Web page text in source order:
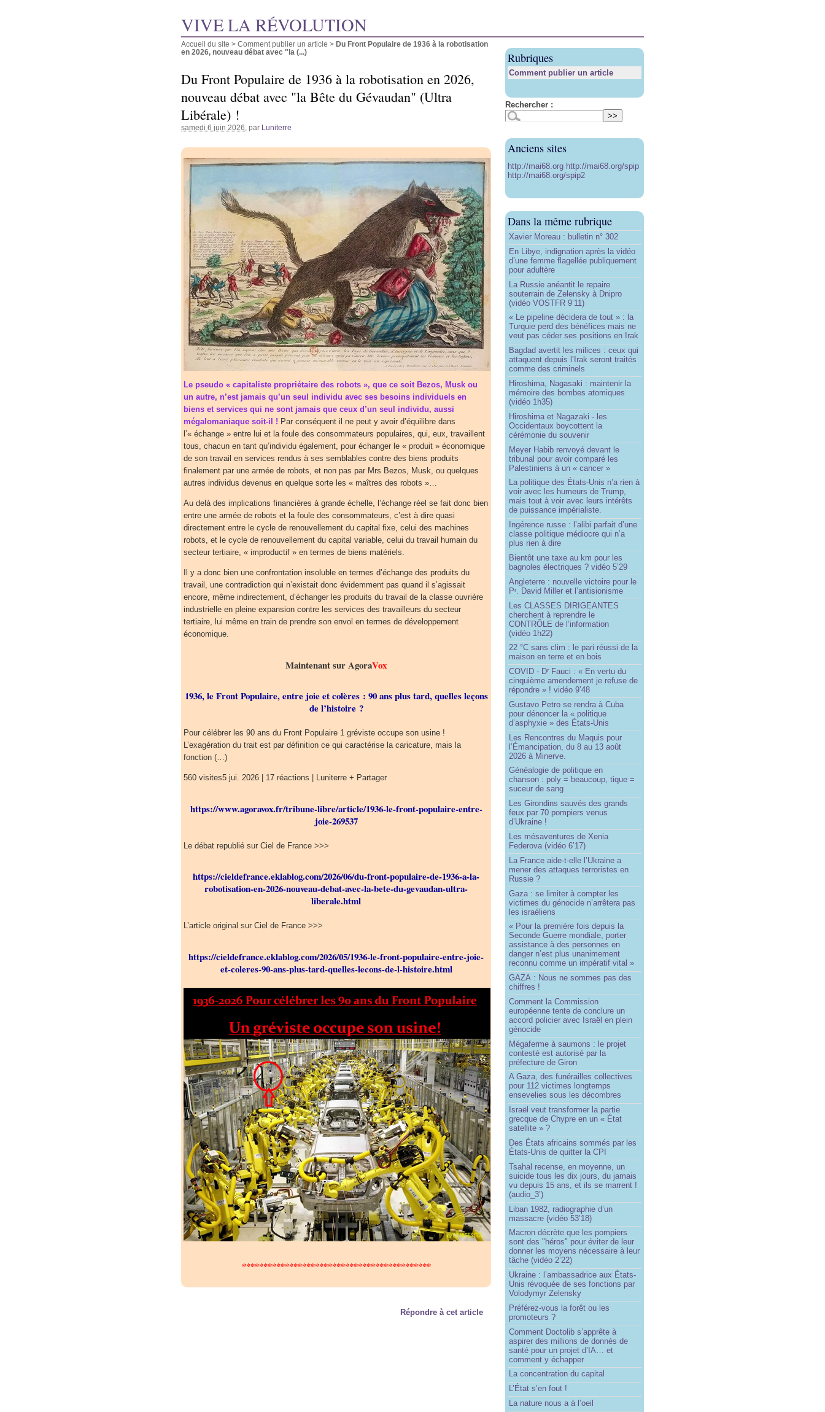
VIVE LA RÉVOLUTION
Accueil du site > Comment publier un article > Du Front Populaire de 1936 à la robotisation
en 2026, nouveau débat avec "la (...)
Du Front Populaire de 1936 à la robotisation en 2026,
nouveau débat avec "la Bête du Gévaudan" (Ultra
Libérale) !
samedi 6 juin 2026 , par Luniterre
Le pseudo « capitaliste propriétaire des robots », que ce soit Bezos, Musk ou
un autre, n’est jamais qu’un seul individu avec ses besoins individuels en
biens et services qui ne sont jamais que ceux d’un seul individu, aussi
mégalomaniaque soit-il ! Par conséquent il ne peut y avoir d’équilibre dans
l’« échange » entre lui et la foule des consommateurs populaires, qui, eux, travaillent
tous, chacun en tant qu’individu également, pour échanger le « produit » économique
de son travail en services rendus à ses semblables contre des biens produits
finalement par une armée de robots, et non pas par Mrs Bezos, Musk, ou quelques
autres individus devenus en quelque sorte les « maîtres des robots »…
Au delà des implications financières à grande échelle, l’échange réel se fait donc bien
entre une armée de robots et la foule des consommateurs, c’est à dire quasi
directement entre le cycle de renouvellement du capital fixe, celui des machines
robots, et le cycle de renouvellement du capital variable, celui du travail humain du
secteur tertiaire, « improductif » en termes de biens matériels.
Il y a donc bien une confrontation insoluble en termes d’échange des produits du
travail, une contradiction qui n’existait donc évidemment pas quand il s’agissait
encore, même indirectement, d’échanger les produits du travail de la classe ouvrière
industrielle en pleine expansion contre les services des travailleurs du secteur
tertiaire, lui même en train de prendre son envol en termes de développement
économique.
Maintenant sur AgoraVox
1936, le Front Populaire, entre joie et colères : 90 ans plus tard, quelles leçons
de l’histoire ?
Pour célébrer les 90 ans du Front Populaire 1 gréviste occupe son usine !
L’exagération du trait est par définition ce qui caractérise la caricature, mais la
fonction (…)
560 visites5 jui. 2026 | 17 réactions | Luniterre + Partager
https://www.agoravox.fr/tribune-libre/article/1936-le-front-populaire-entre-
joie-269537
Le débat republié sur Ciel de France >>>
https://cieldefrance.eklablog.com/2026/06/du-front-populaire-de-1936-a-la-
robotisation-en-2026-nouveau-debat-avec-la-bete-du-gevaudan-ultra-
liberale.html
L’article original sur Ciel de France >>>
https://cieldefrance.eklablog.com/2026/05/1936-le-front-populaire-entre-joie-
et-coleres-90-ans-plus-tard-quelles-lecons-de-l-histoire.html
********************************************
Répondre à cet article
Rubriques
Comment publier un article
Rechercher :
Anciens sites
http://mai68.org http://mai68.org/spip
http://mai68.org/spip2
Dans la même rubrique
Xavier Moreau : bulletin n° 302
En Libye, indignation après la vidéo
d’une femme flagellée publiquement
pour adultère
La Russie anéantit le repaire
souterrain de Zelensky à Dnipro
(vidéo VOSTFR 9’11)
« Le pipeline décidera de tout » : la
Turquie perd des bénéfices mais ne
veut pas céder ses positions en Irak
Bagdad avertit les milices : ceux qui
attaquent depuis l’Irak seront traités
comme des criminels
Hiroshima, Nagasaki : maintenir la
mémoire des bombes atomiques
(vidéo 1h35)
Hiroshima et Nagazaki - les
Occidentaux boycottent la
cérémonie du souvenir
Meyer Habib renvoyé devant le
tribunal pour avoir comparé les
Palestiniens à un « cancer »
La politique des États-Unis n’a rien à
voir avec les humeurs de Trump,
mais tout à voir avec leurs intérêts
de puissance impérialiste.
Ingérence russe : l’alibi parfait d’une
classe politique médiocre qui n’a
plus rien à dire
Bientôt une taxe au km pour les
bagnoles électriques ? vidéo 5’29
Angleterre : nouvelle victoire pour le
Pr
. David Miller et l’antisionisme
Les CLASSES DIRIGEANTES
cherchent à reprendre le
CONTRÔLE de l’information
(vidéo 1h22)
22 °C sans clim : le pari réussi de la
maison en terre et en bois
COVID - Dr Fauci : « En vertu du
cinquième amendement je refuse de
répondre » ! vidéo 9’48
Gustavo Petro se rendra à Cuba
pour dénoncer la « politique
d’asphyxie » des États-Unis
Les Rencontres du Maquis pour
l’Émancipation, du 8 au 13 août
2026 à Minerve.
Généalogie de politique en
chanson : poly = beaucoup, tique =
suceur de sang
Les Girondins sauvés des grands
feux par 70 pompiers venus
d’Ukraine !
Les mésaventures de Xenia
Federova (vidéo 6’17)
La France aide-t-elle l’Ukraine a
mener des attaques terroristes en
Russie ?
Gaza : se limiter à compter les
victimes du génocide n’arrêtera pas
les israéliens
« Pour la première fois depuis la
Seconde Guerre mondiale, porter
assistance à des personnes en
danger n’est plus unanimement
reconnu comme un impératif vital »
GAZA : Nous ne sommes pas des
chiffres !
Comment la Commission
européenne tente de conclure un
accord policier avec Israël en plein
génocide
Mégaferme à saumons : le projet
contesté est autorisé par la
préfecture de Giron
A Gaza, des funérailles collectives
pour 112 victimes longtemps
ensevelies sous les décombres
Israël veut transformer la partie
grecque de Chypre en un « État
satellite » ?
Des États africains sommés par les
États-Unis de quitter la CPI
Tsahal recense, en moyenne, un
suicide tous les dix jours, du jamais
vu depuis 15 ans, et ils se marrent !
(audio_3’)
Liban 1982, radiographie d’un
massacre (vidéo 53’18)
Macron décrète que les pompiers
sont des "héros" pour éviter de leur
donner les moyens nécessaire à leur
tâche (vidéo 2’22)
Ukraine : l’ambassadrice aux États-
Unis révoquée de ses fonctions par
Volodymyr Zelensky
Préférez-vous la forêt ou les
promoteurs ?
Comment Doctolib s’apprête à
aspirer des millions de donnés de
santé pour un projet d’IA… et
comment y échapper
La concentration du capital
L’État s’en fout !
La nature nous a à l’oeil